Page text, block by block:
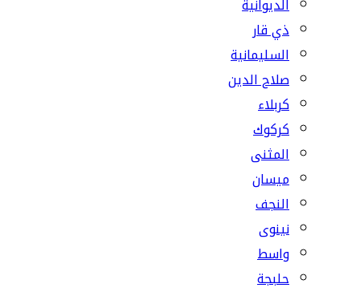
الديوانية
ذي قار
السليمانية
صلاح الدين
كربلاء
كركوك
المثنى
ميسان
النجف
نينوى
واسط
حلبجة